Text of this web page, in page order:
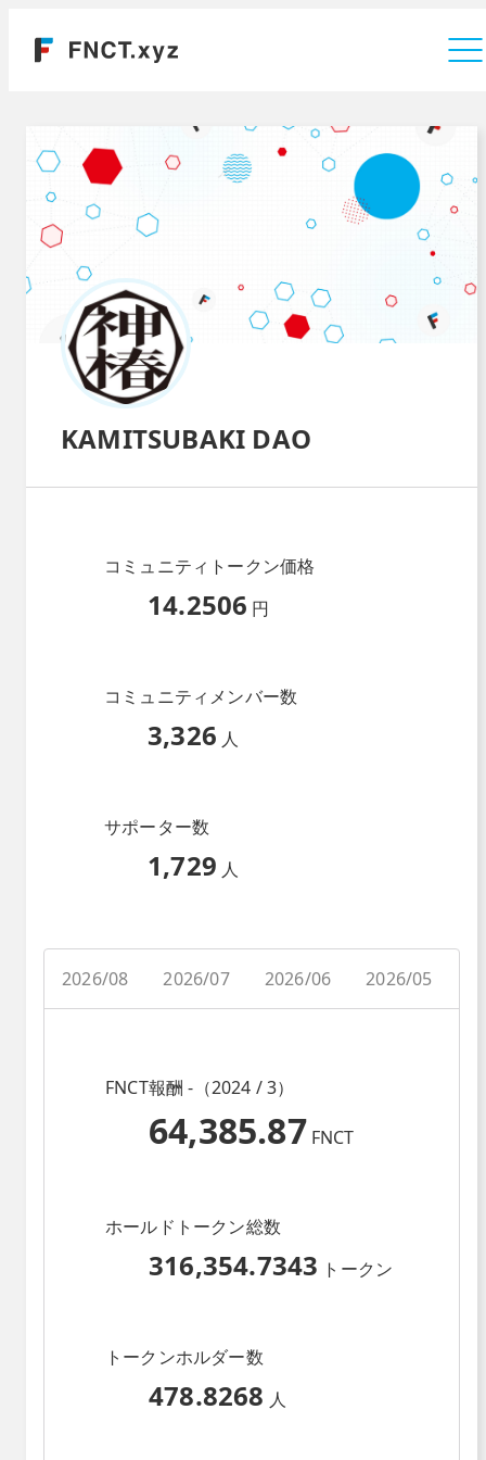
KAMITSUBAKI DAO
コミュニティトークン価格
14.2506 円
コミュニティメンバー数
3,326 人
サポーター数
1,729 人
2026/08 2026/07 2026/06 2026/05
FNCT報酬 -（2024 / 3）
64,385.87 FNCT
ホールドトークン総数
316,354.7343 トークン
トークンホルダー数
478.8268 人